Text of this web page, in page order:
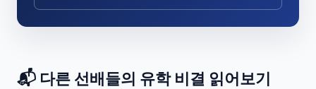
📬 다른 선배들의 유학 비결 읽어보기